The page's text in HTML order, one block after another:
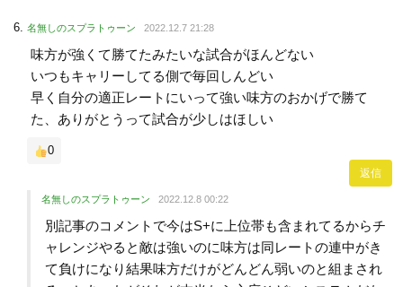
名無しのスプラトゥーン 2022.12.7 21:28
味方が強くて勝てたみたいな試合がほんどない
いつもキャリーしてる側で毎回しんどい
早く自分の適正レートにいって強い味方のおかげで勝て
た、ありがとうって試合が少しはほしい
0
返信
名無しのスプラトゥーン 2022.12.8 00:22
別記事のコメントで今はS+に上位帯も含まれてるからチ
ャレンジやると敵は強いのに味方は同レートの連中がき
て負けになり結果味方だけがどんどん弱いのと組まされ